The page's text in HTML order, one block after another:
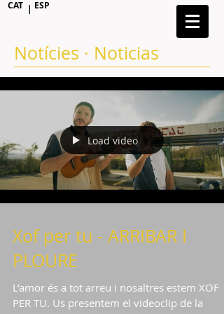
CAT | ESP
Notícies · Noticias
Load video
Xof per tu - ARRIBAR I
PLOURE
L’amor és a tot arreu i nosaltres estem XOF
PER TU. Us presentem el videoclip de la